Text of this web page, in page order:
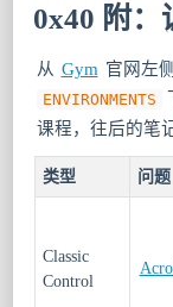
0x40 附：
从 Gym 官网左
ENVIRONMENTS
课程，往后的笔
类型 问题
Classic
Control